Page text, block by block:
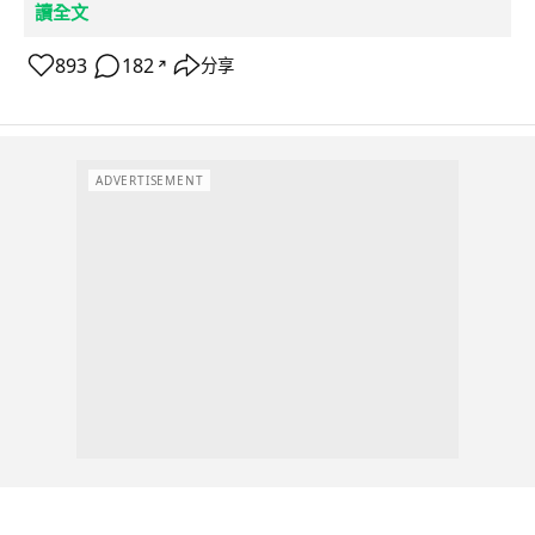
讀全文
893 182 ↗ 分享
ADVERTISEMENT